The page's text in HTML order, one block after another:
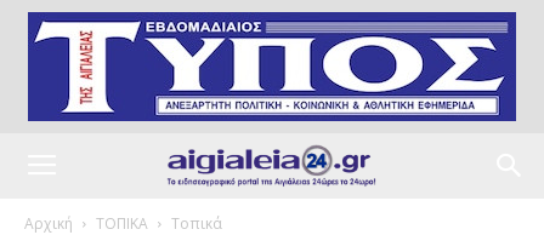
Αρχική ΤΟΠΙΚΑ Τοπικά